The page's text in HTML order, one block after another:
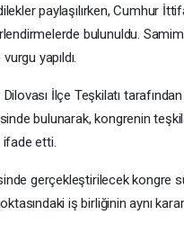
paylaşılırken, Cumhur
bulunuldu.
yapıldı.
İlçe Teşkilatı
bulunarak, kongrenin
ifade etti.
gerçekleştirilecek kongre
iş birliğinin aynı